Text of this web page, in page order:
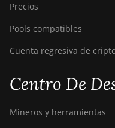
Precios
Pools compatibles
Cuenta regresiva de
Centro De
Mineros y herramientas